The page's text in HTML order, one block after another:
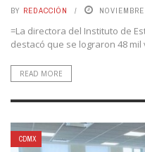
BY REDACCIÓN
=La directora del Instituto de
destacó que se lograron 48
READ MORE
CDMX